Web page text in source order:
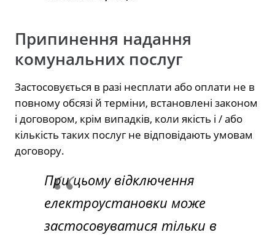
Припинення надання
комунальних послуг
Застосовується в разі несплати або оплати не в
повному обсязі й терміни, встановлені законом
і договором, крім випадків, коли якість і / або
кількість таких послуг не відповідають умовам
договору.
При цьому відключення
електроустановки може
застосовуватися тільки в